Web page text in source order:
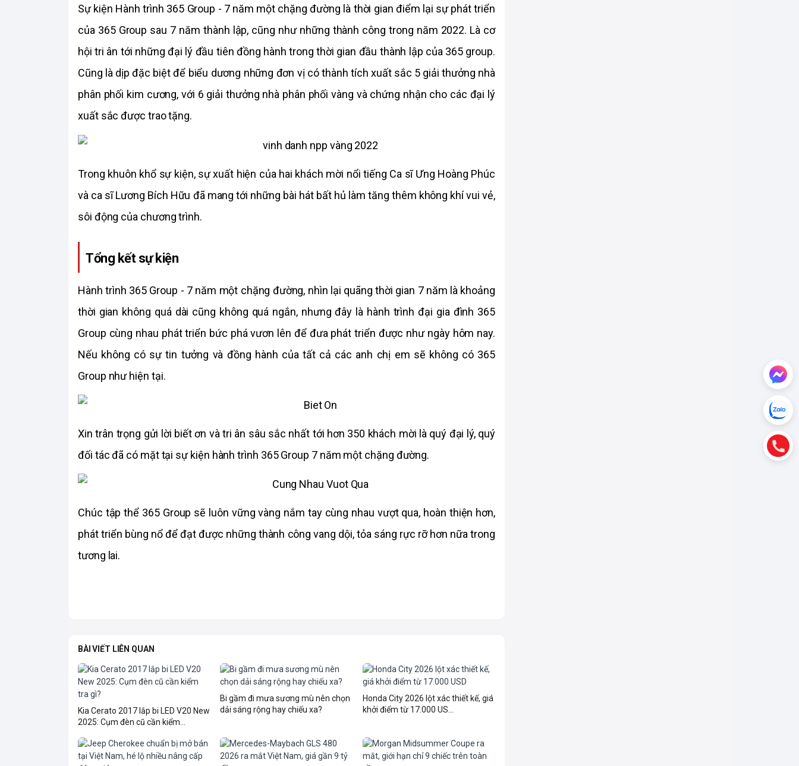
Sự kiện Hành trình 365 Group - 7 năm một chặng đường là thời gian điểm lại sự phát triển
của 365 Group sau 7 năm thành lập, cũng như những thành công trong năm 2022. Là cơ
hội tri ân tới những đại lý đầu tiên đồng hành trong thời gian đầu thành lập của 365 group.
Cũng là dịp đặc biệt để biểu dương những đơn vị có thành tích xuất sắc 5 giải thưởng nhà
phân phối kim cương, với 6 giải thưởng nhà phân phối vàng và chứng nhận cho các đại lý
xuất sắc được trao tặng.
Trong khuôn khổ sự kiện, sự xuất hiện của hai khách mời nổi tiếng Ca sĩ Ưng Hoàng Phúc
và ca sĩ Lương Bích Hữu đã mang tới những bài hát bất hủ làm tăng thêm không khí vui vẻ,
sôi động của chương trình.
Tổng kết sự kiện
Hành trình 365 Group - 7 năm một chặng đường, nhìn lại quãng thời gian 7 năm là khoảng
thời gian không quá dài cũng không quá ngắn, nhưng đây là hành trình đại gia đình 365
Group cùng nhau phát triển bức phá vươn lên để đưa phát triển được như ngày hôm nay.
Nếu không có sự tin tưởng và đồng hành của tất cả các anh chị em sẽ không có 365
Group như hiện tại.
Xin trân trọng gửi lời biết ơn và tri ân sâu sắc nhất tới hơn 350 khách mời là quý đại lý, quý
đối tác đã có mặt tại sự kiện hành trình 365 Group 7 năm một chặng đường.
Chúc tập thể 365 Group sẽ luôn vững vàng nắm tay cùng nhau vượt qua, hoàn thiện hơn,
phát triển bùng nổ để đạt được những thành công vang dội, tỏa sáng rực rỡ hơn nữa trong
tương lai.
BÀI VIẾT LIÊN QUAN
Kia Cerato 2017 lắp bi LED V20 New
2025: Cụm đèn cũ cần kiểm...
Bi gầm đi mưa sương mù nên chọn
dải sáng rộng hay chiếu xa?
Honda City 2026 lột xác thiết kế, giá
khởi điểm từ 17.000 US...